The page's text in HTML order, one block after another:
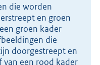
:
1
,
2
M
die worden
en groen
groen kader
die
doorgestreept en
van een rood kader